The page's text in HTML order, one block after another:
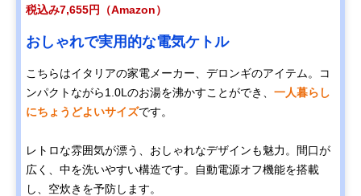
税込み7,655円（Amazon）
おしゃれで実用的な電気ケトル
こちらはイタリアの家電メーカー、デロンギのアイテム。コ
ンパクトながら1.0Lのお湯を沸かすことができ、 一人暮らし
にちょうどよいサイズです。
レトロな雰囲気が漂う、おしゃれなデザインも魅力。間口が
広く、中を洗いやすい構造です。自動電源オフ機能を搭載
し、空炊きを予防します。